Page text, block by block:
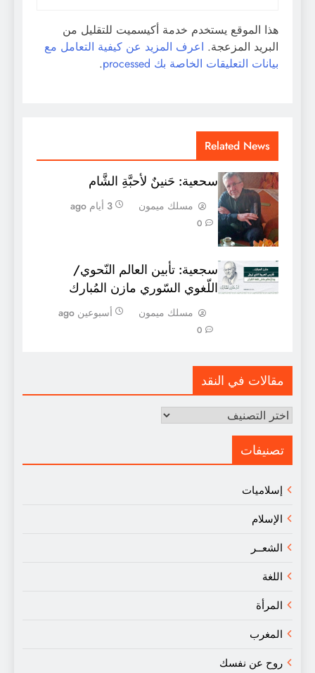
هذا الموقع يستخدم خدمة أكيسميت للتقليل من
البريد المزعجة. اعرف المزيد عن كيفية التعامل مع
بيانات التعليقات الخاصة بك processed
.
Related News
سحعية: حَنينٌ لأحبَّةِ الشَّام
مسلك ميمون 3 أيام ago
0
سجعية: تأبين العالم النّحوي/
اللّغوي السّوري مازن المُبارك
مسلك ميمون أسبوعين ago
0
مقالات في النقد
مقالات
النقد
تصنيفات
إسلاميات
الإسلام
الشعــر
اللغة
المرأة
المغرب
روح عن نفسك